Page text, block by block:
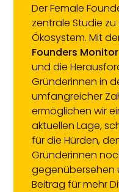
Der Female
zentrale Studie
Ökosystem. Mit
Founders Monitor
und die
Gründerinnen in
umfangreicher
ermöglichen wir
aktuellen Lage,
für die Hürden,
Gründerinnen
gegenübersehen
Beitrag für mehr